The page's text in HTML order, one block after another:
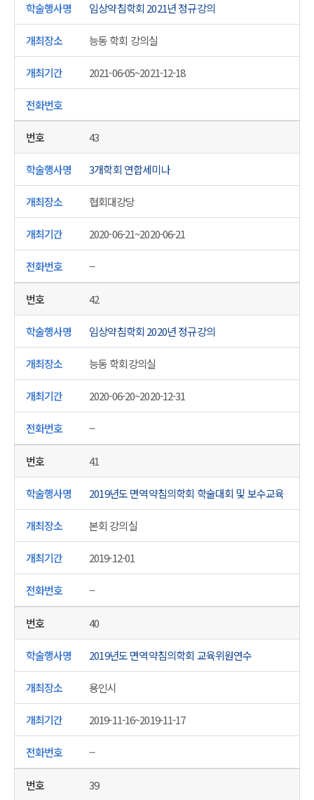
임상약침학회 2021년 정규강의
능동 학회 강의실
2021-06-05~2021-12-18
43
3개학회 연합세미나
협회대강당
2020-06-21~2020-06-21
--
42
임상약침학회 2020년 정규강의
능동 학회강의실
2020-06-20~2020-12-31
--
41
2019년도 면역약침의학회 학술대회 및 보수교육
본회 강의실
2019-12-01
--
40
2019년도 면역약침의학회 교육위원연수
용인시
2019-11-16~2019-11-17
--
39